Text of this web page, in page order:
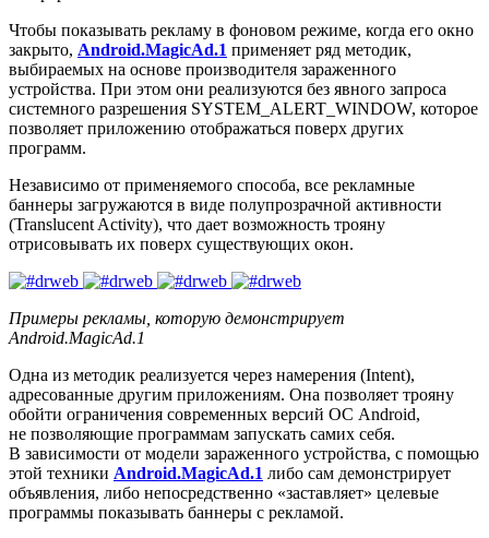
Чтобы показывать рекламу в фоновом режиме, когда его окно
закрыто, Android.MagicAd.1 применяет ряд методик,
выбираемых на основе производителя зараженного
устройства. При этом они реализуются без явного запроса
системного разрешения SYSTEM_ALERT_WINDOW, которое
позволяет приложению отображаться поверх других
программ.
Независимо от применяемого способа, все рекламные
баннеры загружаются в виде полупрозрачной активности
(Translucent Activity), что дает возможность трояну
отрисовывать их поверх существующих окон.
Примеры рекламы, которую демонстрирует
Android.MagicAd.1
Одна из методик реализуется через намерения (Intent),
адресованные другим приложениям. Она позволяет трояну
обойти ограничения современных версий ОС Android,
не позволяющие программам запускать самих себя.
В зависимости от модели зараженного устройства, с помощью
этой техники Android.MagicAd.1 либо сам демонстрирует
объявления, либо непосредственно «заставляет» целевые
программы показывать баннеры с рекламой.